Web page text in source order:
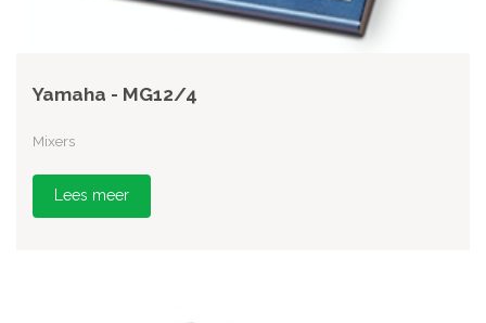
Yamaha - MG12/4
Mixers
Lees meer